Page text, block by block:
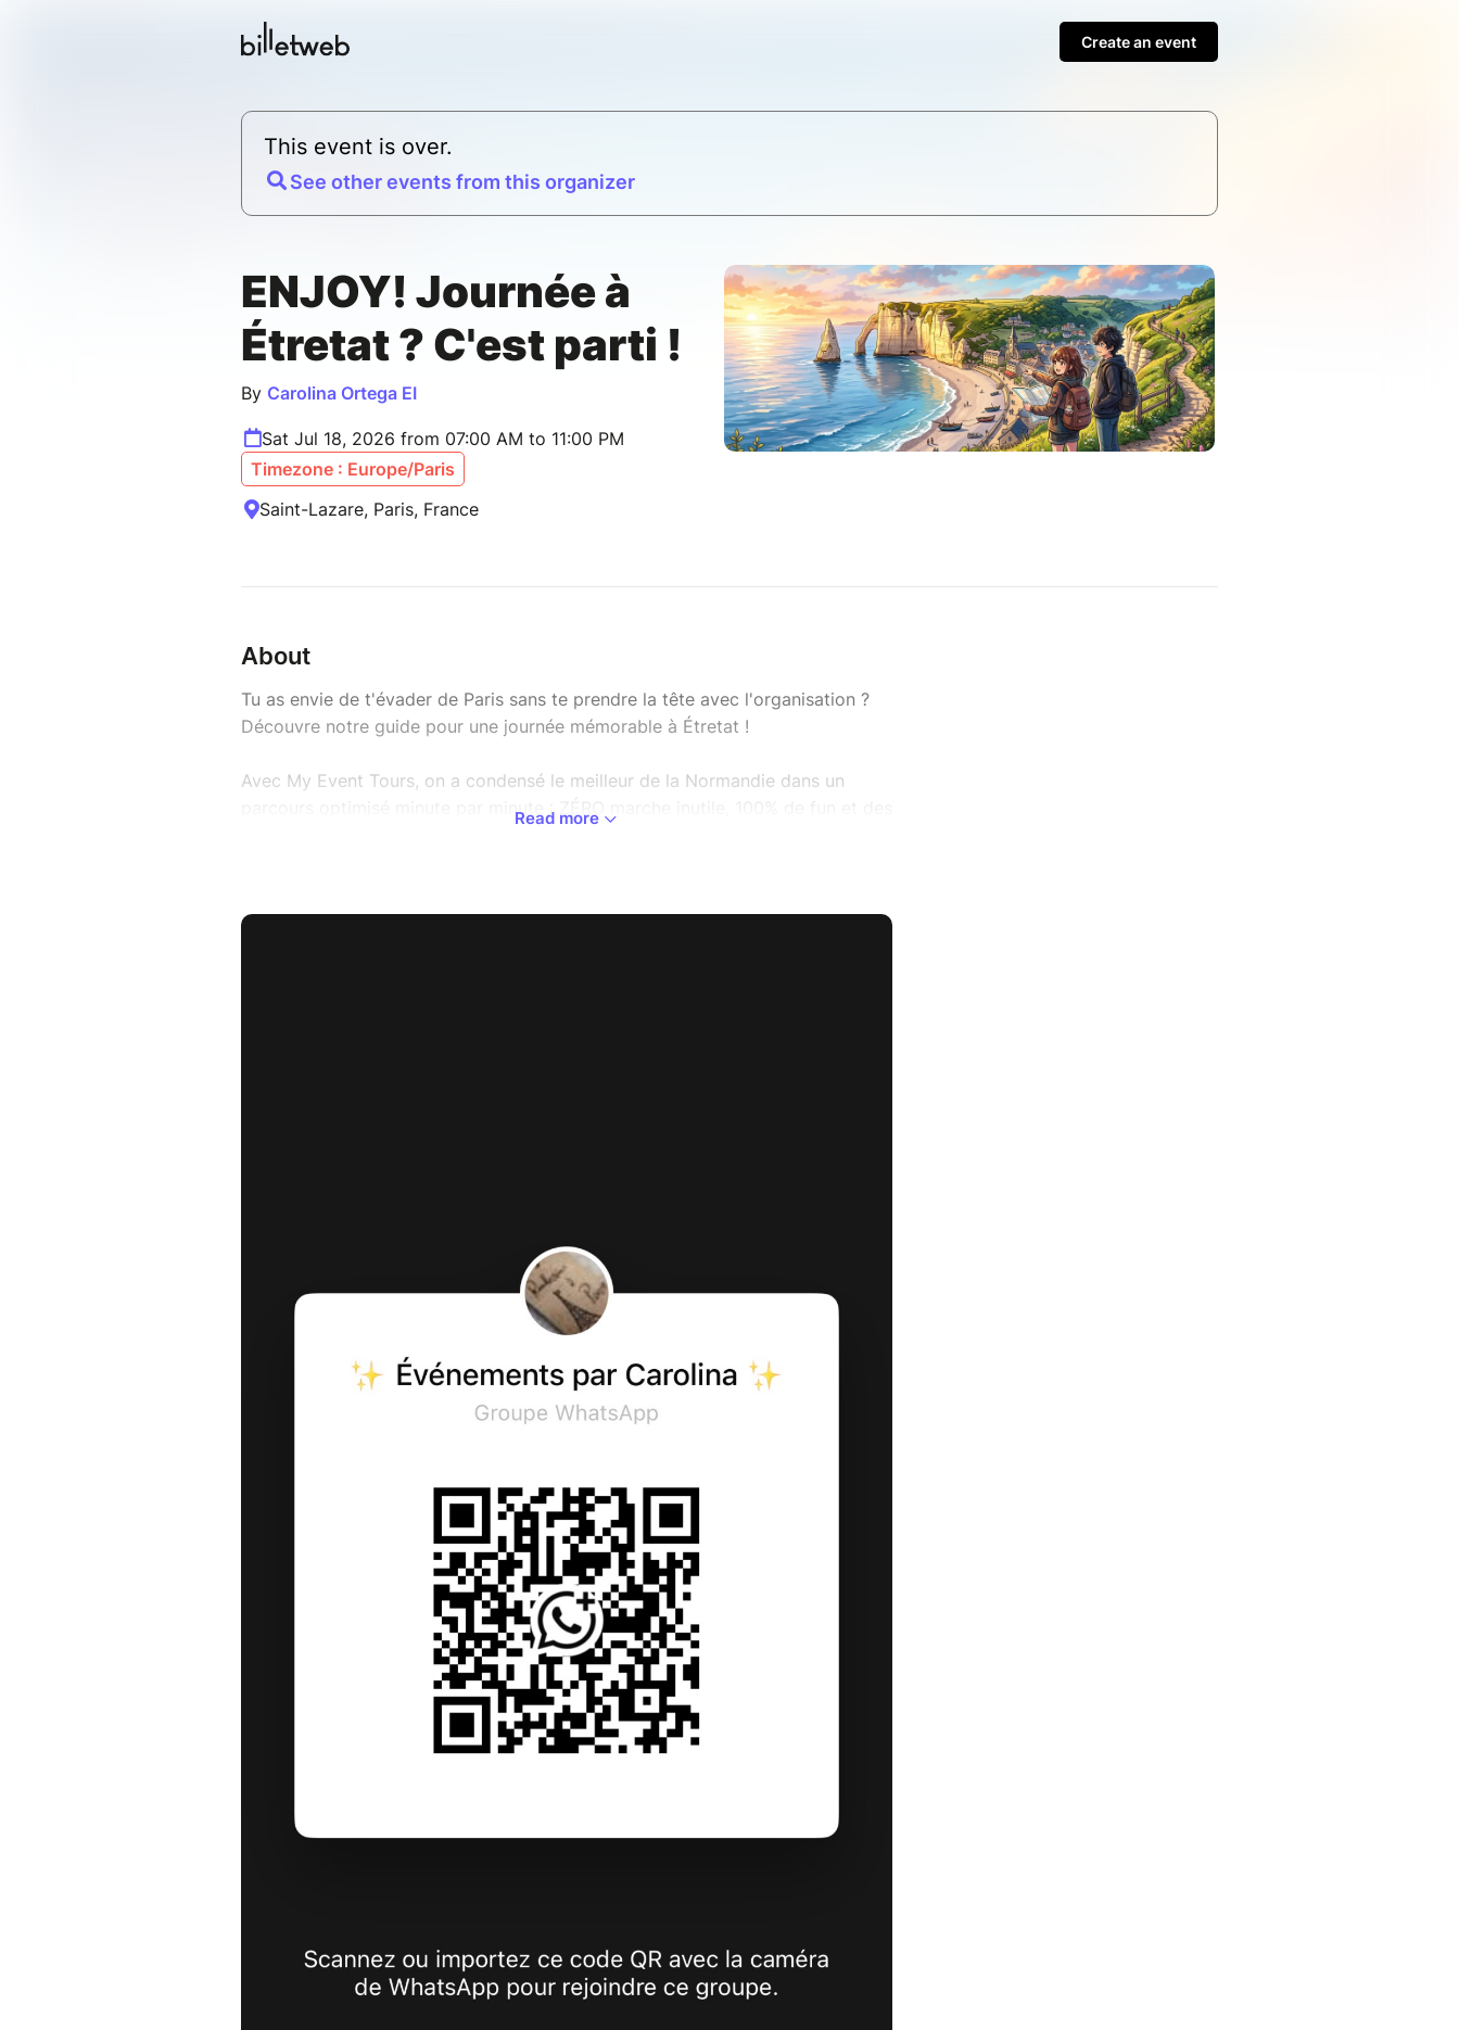
Create an event
This event is over.
See other events from this organizer
ENJOY! Journée à
Étretat ? C'est parti !
By Carolina Ortega EI
Sat Jul 18, 2026 from 07:00 AM to 11:00 PM
Timezone : Europe/Paris
Saint-Lazare, Paris, France
About
Tu as envie de t'évader de Paris sans te prendre la tête avec l'organisation ?
Découvre notre guide pour une journée mémorable à Étretat !
Avec My Event Tours, on a condensé le meilleur de la Normandie dans un
parcours optimisé minute par minute : ZÉRO marche inutile, 100% de fun et des
*Mission Marché:
pour que tu n'aies qu'à profiter à 100%.
Prêt à rejoindre la Team ? Pour obtenir notre parcours personnalisé, poser tes
questions ou valider ton inscription, c'est super simple :
2. Rejoins ensuite notre groupe WhatsApp ✨Événements par Carolina ✨
Scanne le QR code en bas pour participer dans l'aventure !
-Le Havre 20h10 - Paris Saint-Lazare 22h13 ( près de place 72 ), 25€
Vivez l'aventure Étretat avec My Event Tours !
Read more